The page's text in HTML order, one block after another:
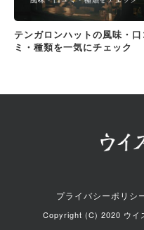
テンガロンハットの風味・口
ミ・種類を一気にチェック
プライバシーポリシ
Copyright (C) 2020 ウイ